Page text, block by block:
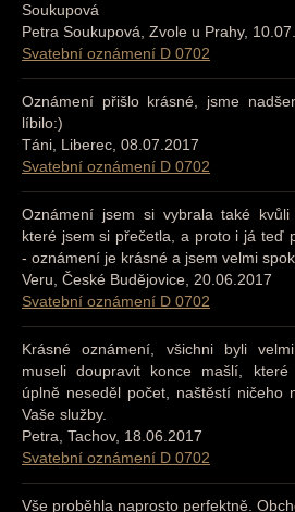
Soukupová
Petra Soukupová, Zvole u Prahy,
Svatební oznámení D 0702
Oznámení přišlo krásné, jsme
líbilo:)
Táni, Liberec, 08.07.2017
Svatební oznámení D 0702
Oznámení jsem si vybrala také kvůli
které jsem si přečetla, a proto i já teď
- oznámení je krásné a jsem velmi
Veru, České Budějovice, 20.06.2017
Svatební oznámení D 0702
Krásné oznámení, všichni byli
museli doupravit konce mašlí,
úplně neseděl počet, naštěstí ničeho
Vaše služby.
Petra, Tachov, 18.06.2017
Svatební oznámení D 0702
Vše proběhla naprosto perfektně.